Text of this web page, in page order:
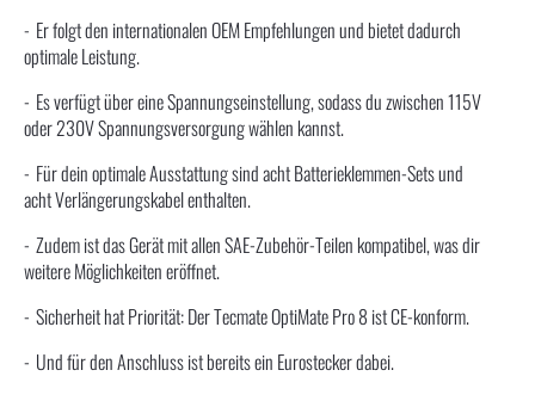
Er folgt den internationalen OEM Empfehlungen und bietet dadurch
optimale Leistung.
Es verfügt über eine Spannungseinstellung, sodass du zwischen 115V
oder 230V Spannungsversorgung wählen kannst.
Für dein optimale Ausstattung sind acht Batterieklemmen-Sets und
acht Verlängerungskabel enthalten.
Zudem ist das Gerät mit allen SAE-Zubehör-Teilen kompatibel, was dir
weitere Möglichkeiten eröffnet.
Sicherheit hat Priorität: Der Tecmate OptiMate Pro 8 ist CE-konform.
Und für den Anschluss ist bereits ein Eurostecker dabei.